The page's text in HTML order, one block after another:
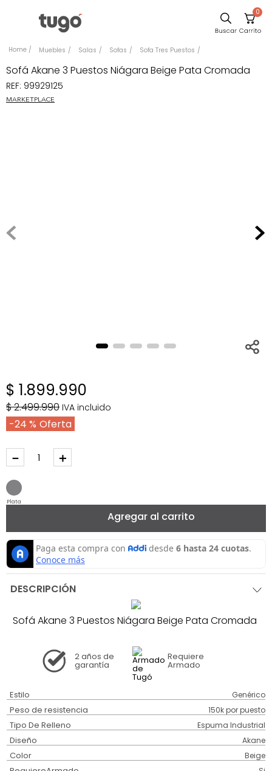
0
Muebles Salas Sofas Sofa Tres Puestos
Sofá Akane 3 Puestos Niágara Beige Pata Cromada
REF: 99929125
MARKETPLACE
$ 1.899.990
$2.499.990 IVA incluido
24 %
＋
－
Plata
Agregar al carrito
DESCRIPCIÓN
Sofá Akane 3 Puestos Niágara Beige Pata Cromada
2 años de
garantía
Requiere
Armado
Estilo Genérico
Peso de resistencia 150k por puesto
Tipo De Relleno Espuma Industrial
Diseño Akane
Color Beige
Comedor
Escritorio